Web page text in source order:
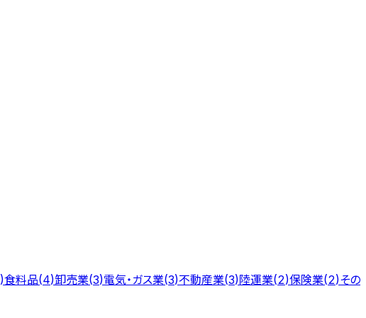
)食料品(4)卸売業(3)電気・ガス業(3)不動産業(3)陸運業(2)保険業(2)その